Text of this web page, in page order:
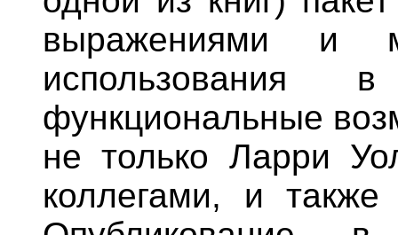
выражениями и
функциональные
не только Ларри
коллегами, и